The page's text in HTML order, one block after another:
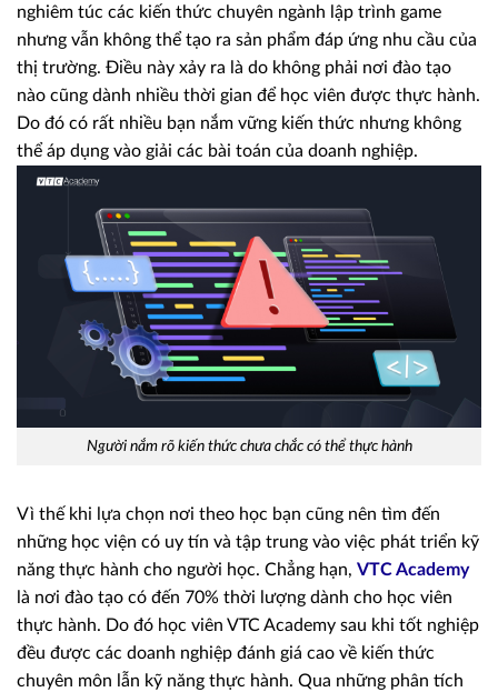
nghiêm túc các kiến thức chuyên ngành lập trình game
nhưng vẫn không thể tạo ra sản phẩm đáp ứng nhu cầu của
thị trường. Điều này xảy ra là do không phải nơi đào tạo
nào cũng dành nhiều thời gian để học viên được thực hành.
Do đó có rất nhiều bạn nắm vững kiến thức nhưng không
thể áp dụng vào giải các bài toán của doanh nghiệp.
Người nắm rõ kiến thức chưa chắc có thể thực hành
Vì thế khi lựa chọn nơi theo học bạn cũng nên tìm đến
những học viện có uy tín và tập trung vào việc phát triển kỹ
năng thực hành cho người học. Chẳng hạn, VTC Academy
là nơi đào tạo có đến 70% thời lượng dành cho học viên
thực hành. Do đó học viên VTC Academy sau khi tốt nghiệp
đều được các doanh nghiệp đánh giá cao về kiến thức
chuyên môn lẫn kỹ năng thực hành. Qua những phân tích